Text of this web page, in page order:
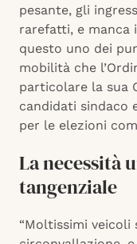
pesante, gli
rarefatti, e manca
questo uno dei
mobilità che
particolare la sua
candidati sindaco
per le elezioni
La necessità
tangenziale
“Moltissimi veicoli